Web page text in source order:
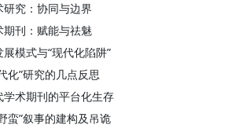
究：协同与边界
刊：赋能与祛魅
模式与“现代化陷阱”
化”研究的几点反思
术期刊的平台化生存
蛮”叙事的建构及吊诡